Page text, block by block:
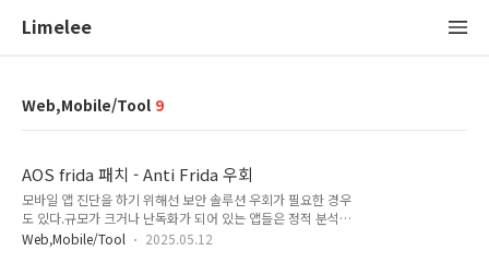
Limelee
Web,Mobile/Tool 9
AOS frida 패치 - Anti Frida 우회
모바일 앱 진단을 하기 위해선 보안 솔루션 우회가 필요한 경우
도 있다.규모가 크거나 난독화가 되어 있는 앱들은 정적 분석만
으로 보기 힘들어서 동적 분석도 겸한다. 이 때 자주 사용하는 게
Web,Mobile/Tool 2025.05.12